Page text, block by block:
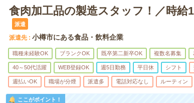
食肉加工品の製造スタッフ！／時給
派遣
派遣先 小樽市にある食品・飲料企業
職種未経験OK ブランクOK 既卒第二新卒OK 複数名募集
40～50代活躍 WEB登録OK 週5日勤務 平日休 シフト
週払いOK 職場が分煙 派遣多 電話対応なし ルーティン
ここがポイント！